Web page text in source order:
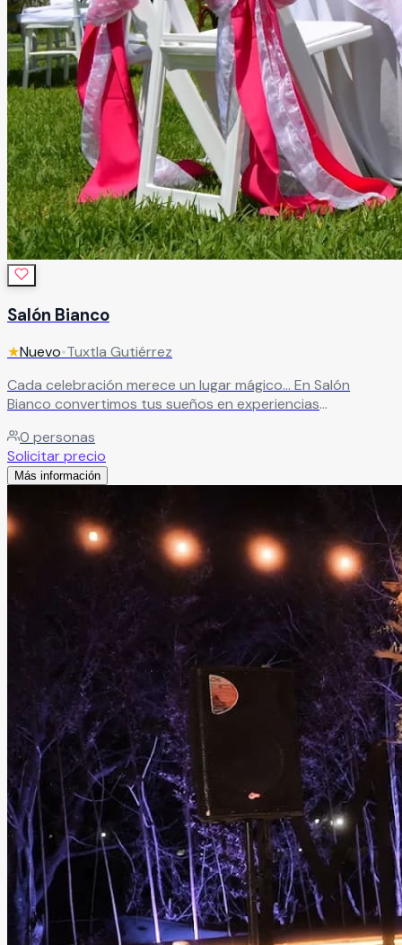
Salón Bianco
★Nuevo•Tuxtla Gutiérrez
Cada celebración merece un lugar mágico… En Salón
Bianco convertimos tus sueños en experiencias
Contamos con espacios diseñados para cada tipo de
celebración, cada uno pensado para adaptarse a tu estilo
y hacer de tu evento un momento único.
0 personas
Solicitar precio
Más información